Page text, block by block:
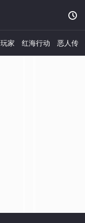

家 红海行动 恶人传